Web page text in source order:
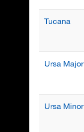
Tucana
Ursa Major
Ursa Minor